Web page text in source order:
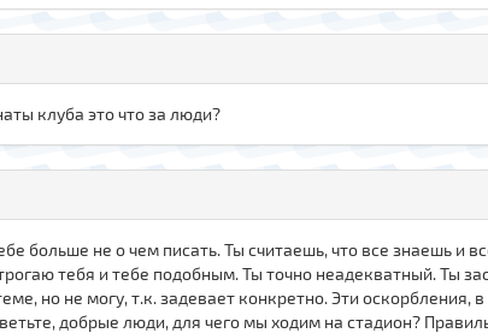
клуба это что за люди?
больше не о чем писать. Ты считаешь, что все знаешь и
тебя и тебе подобным. Ты точно неадекватный. Ты
но не могу, т.к. задевает конкретно. Эти оскорбления,
добрые люди, для чего мы ходим на стадион?